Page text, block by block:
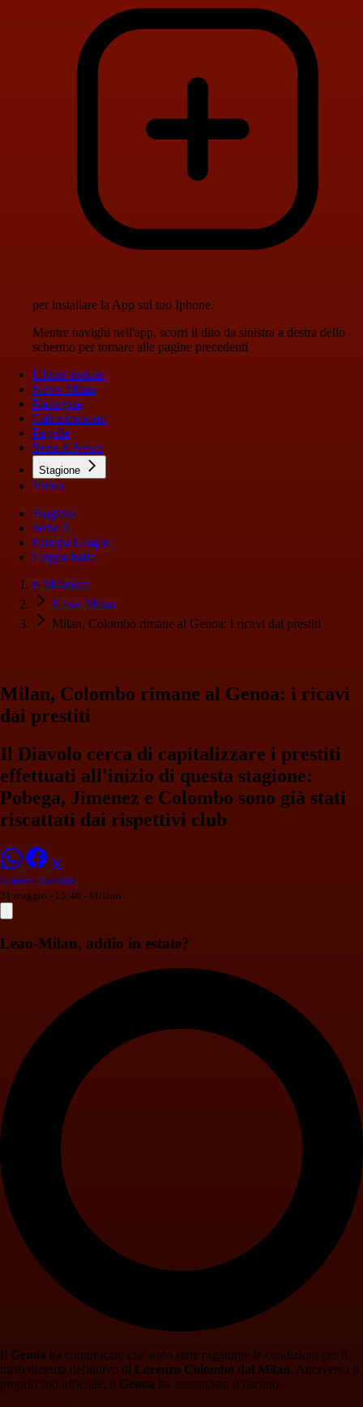
per installare la App sul tuo Iphone.
Mentre navighi nell'app, scorri il dito da sinistra a destra dello
schermo per tornare alle pagine precedenti
Ultime notizie
News Milan
Rassegna
Calciomercato
Pagelle
Serie A News
Stagione
Video
Stagione
Serie A
Europa League
Coppa Italia
Il Milanista
News Milan
Milan, Colombo rimane al Genoa: i ricavi dai prestiti
Milan, Colombo rimane al Genoa: i ricavi
dai prestiti
Il Diavolo cerca di capitalizzare i prestiti
effettuati all'inizio di questa stagione:
Pobega, Jimenez e Colombo sono già stati
riscattati dai rispettivi club
Lorenzo Focolari
21 maggio - 15:46 - Milano
Leao-Milan, addio in estate?
Il Genoa ha comunicato che sono state raggiunte le condizioni per il
trasferimento definitivo di Lorenzo Colombo dal Milan. Attraverso il
proprio sito ufficiale, il Genoa ha annunciato il riscatto.